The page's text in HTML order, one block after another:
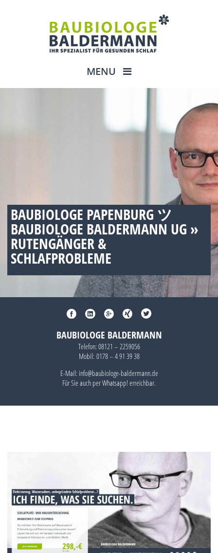
MENU
BAUBIOLOGE PAPENBURG ツ
BAUBIOLOGE BALDERMANN UG »
RUTENGÄNGER &
SCHLAFPROBLEME
BAUBIOLOGE BALDERMANN
Telefon: 08121 – 2259056
Mobil: 0178 – 4 91 39 38
E-Mail: info@baubiologe-baldermann.de
Für Sie auch perWhatsapp!erreichbar.